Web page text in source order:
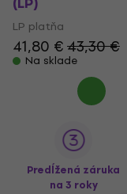
LP platňa
41,80 €43,30 €
Na sklade
Predĺžená záruka
na 3 roky